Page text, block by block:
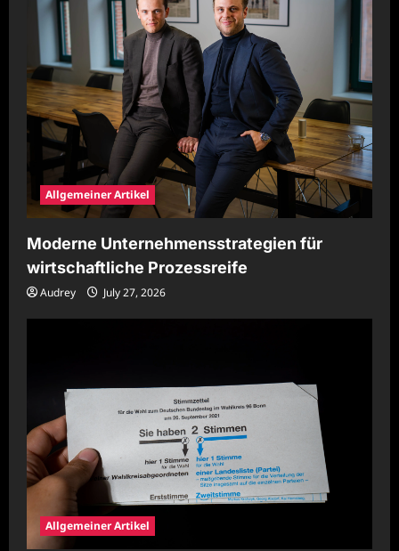
Allgemeiner Artikel
Moderne Unternehmensstrategien für
wirtschaftliche Prozessreife
Audrey July 27, 2026
Allgemeiner Artikel